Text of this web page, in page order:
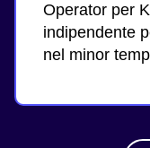
Operator per
indipendente
nel minor